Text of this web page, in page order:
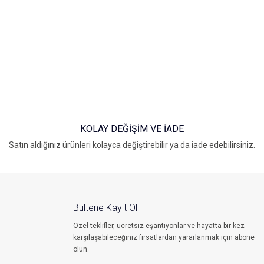
KOLAY DEĞİŞİM VE İADE
Satın aldığınız ürünleri kolayca değiştirebilir ya da iade edebilirsiniz.
Bültene Kayıt Ol
Özel teklifler, ücretsiz eşantiyonlar ve hayatta bir kez
karşılaşabileceğiniz fırsatlardan yararlanmak için abone
olun.